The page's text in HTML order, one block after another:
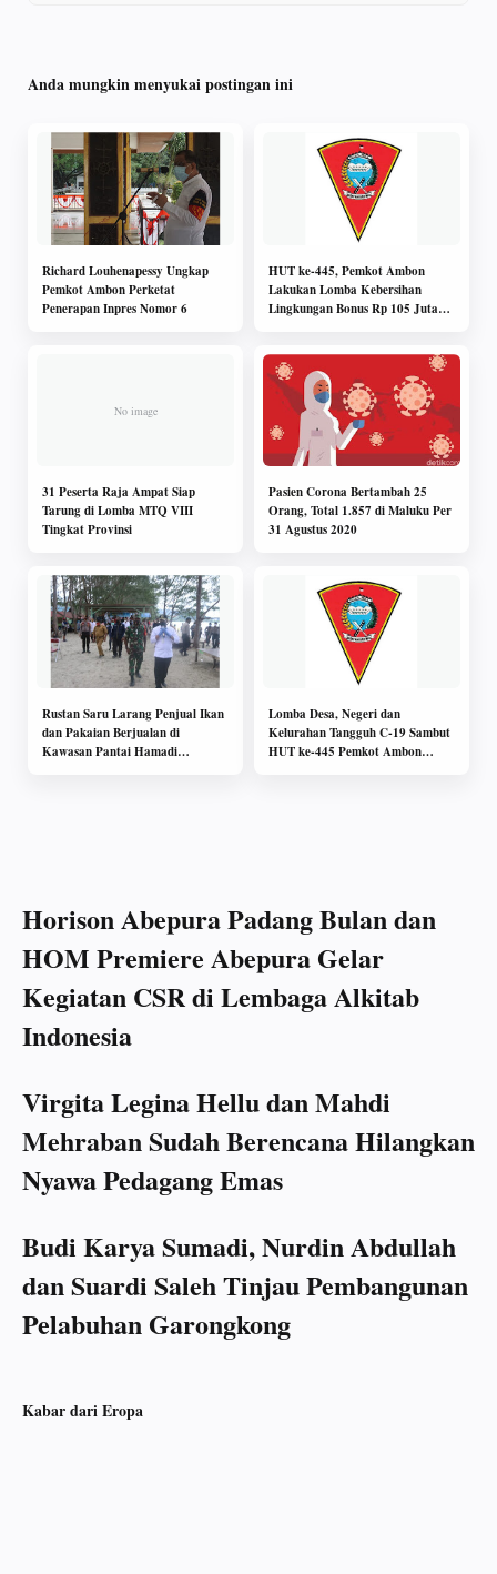
Anda mungkin menyukai postingan ini
Richard Louhenapessy Ungkap
Pemkot Ambon Perketat
Penerapan Inpres Nomor 6
HUT ke-445, Pemkot Ambon
Lakukan Lomba Kebersihan
Lingkungan Bonus Rp 105 Juta
31 Peserta Raja Ampat Siap
Tarung di Lomba MTQ VIII
Tingkat Provinsi
Pasien Corona Bertambah 25
Orang, Total 1.857 di Maluku Per
31 Agustus 2020
Rustan Saru Larang Penjual Ikan
dan Pakaian Berjualan di
Kawasan Pantai Hamadi
Lomba Desa, Negeri dan
Kelurahan Tangguh C-19 Sambut
HUT ke-445 Pemkot Ambon
Horison Abepura Padang Bulan dan
HOM Premiere Abepura Gelar
Kegiatan CSR di Lembaga Alkitab
Indonesia
Virgita Legina Hellu dan Mahdi
Mehraban Sudah Berencana Hilangkan
Nyawa Pedagang Emas
Budi Karya Sumadi, Nurdin Abdullah
dan Suardi Saleh Tinjau Pembangunan
Pelabuhan Garongkong
Kabar dari Eropa